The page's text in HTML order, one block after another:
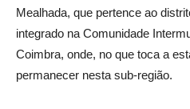
Mealhada, que pertence ao
integrado na Comunidade
Coimbra, onde, no que toca a
permanecer nesta sub-região.